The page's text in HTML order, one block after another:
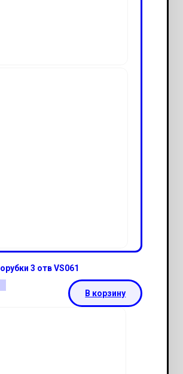
3 отв VS061
В корзину